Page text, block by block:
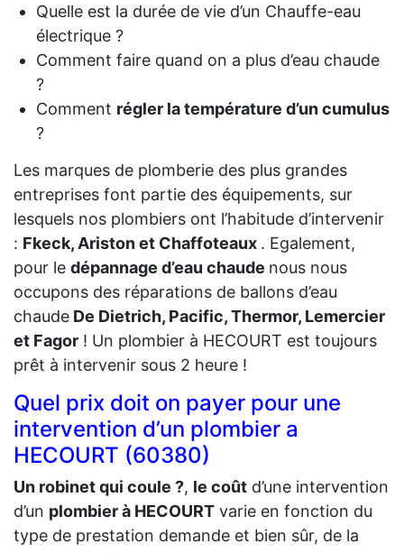
Quelle est la durée de vie d’un Chauffe-eau
électrique ?
Comment faire quand on a plus d’eau chaude
?
Comment régler la température d’un cumulus
?
Les marques de plomberie des plus grandes
entreprises font partie des équipements, sur
lesquels nos plombiers ont l’habitude d’intervenir
: Fkeck, Ariston et Chaffoteaux . Egalement,
pour le dépannage d’eau chaude nous nous
occupons des réparations de ballons d’eau
chaude De Dietrich, Pacific, Thermor, Lemercier
et Fagor ! Un plombier à HECOURT est toujours
prêt à intervenir sous 2 heure !
Quel prix doit on payer pour une
intervention d’un plombier a
HECOURT (60380)
Un robinet qui coule ?, le coût d’une intervention
d’un plombier à HECOURT varie en fonction du
type de prestation demande et bien sûr, de la